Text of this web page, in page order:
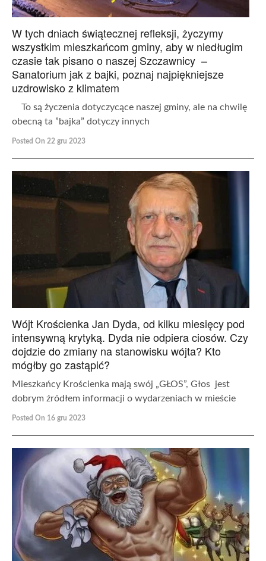
W tych dniach świątecznej refleksji, życzymy
wszystkim mieszkańcom gminy, aby w niedługim
czasie tak pisano o naszej Szczawnicy –
Sanatorium jak z bajki, poznaj najpiękniejsze
uzdrowisko z klimatem
To są życzenia dotyczycące naszej gminy, ale na chwilę
obecną ta ”bajka” dotyczy innych
Posted On 22 gru 2023
Wójt Krościenka Jan Dyda, od kilku miesięcy pod
intensywną krytyką. Dyda nie odpiera ciosów. Czy
dojdzie do zmiany na stanowisku wójta? Kto
mógłby go zastąpić?
Mieszkańcy Krościenka mają swój „GŁOS”, Głos jest
dobrym źródłem informacji o wydarzeniach w mieście
Posted On 16 gru 2023